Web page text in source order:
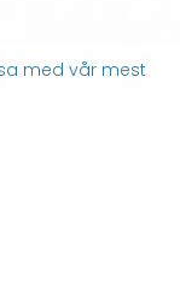
med vår mest